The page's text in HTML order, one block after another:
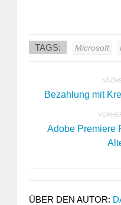
TAGS: Microsoft
Bezahlung mit
Adobe Premiere
ÜBER DEN AUTOR: